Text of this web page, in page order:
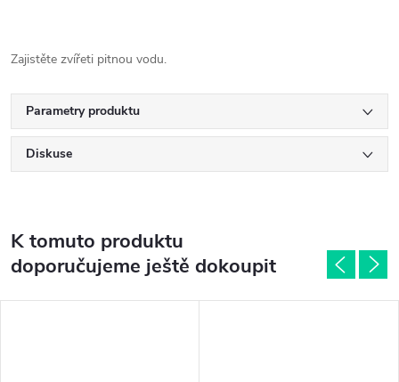
Zajistěte zvířeti pitnou vodu.
Parametry produktu
Diskuse
K tomuto produktu
doporučujeme ještě dokoupit